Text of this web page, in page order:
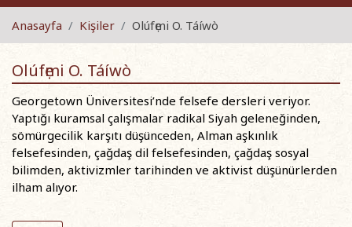
Anasayfa Kişiler Olúfẹmi O. Táíwò
Olúfẹmi O. Táíwò
Georgetown Üniversitesi’nde felsefe dersleri veriyor.
Yaptığı kuramsal çalışmalar radikal Siyah geleneğinden,
sömürgecilik karşıtı düşünceden, Alman aşkınlık
felsefesinden, çağdaş dil felsefesinden, çağdaş sosyal
bilimden, aktivizmler tarihinden ve aktivist düşünürlerden
ilham alıyor.